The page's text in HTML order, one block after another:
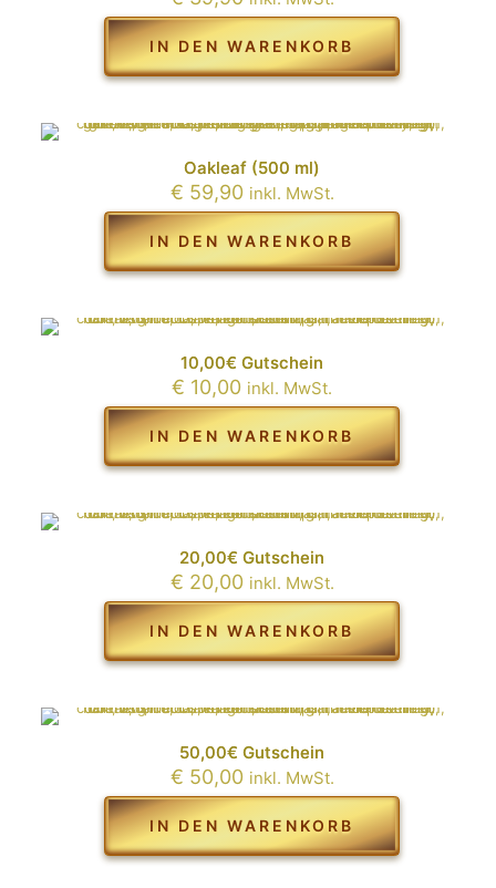
IN DEN WARENKORB
Oakleaf (500 ml)
€ 59,90 inkl. MwSt.
IN DEN WARENKORB
10,00€ Gutschein
€ 10,00 inkl. MwSt.
IN DEN WARENKORB
20,00€ Gutschein
€ 20,00 inkl. MwSt.
IN DEN WARENKORB
50,00€ Gutschein
€ 50,00 inkl. MwSt.
IN DEN WARENKORB